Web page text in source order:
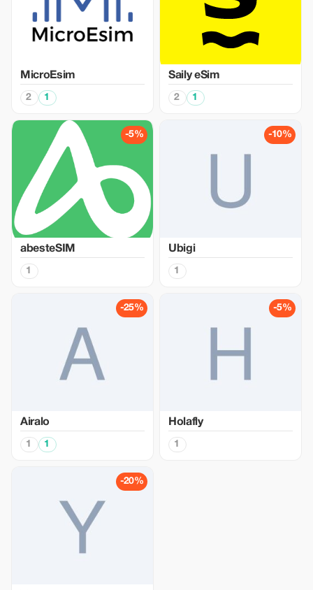
MicroEsim
2 1
Saily eSim
2 1
-5%
abesteSIM
1
-10%
Ubigi
1
-25%
Airalo
1 1
-5%
Holafly
1
-20%